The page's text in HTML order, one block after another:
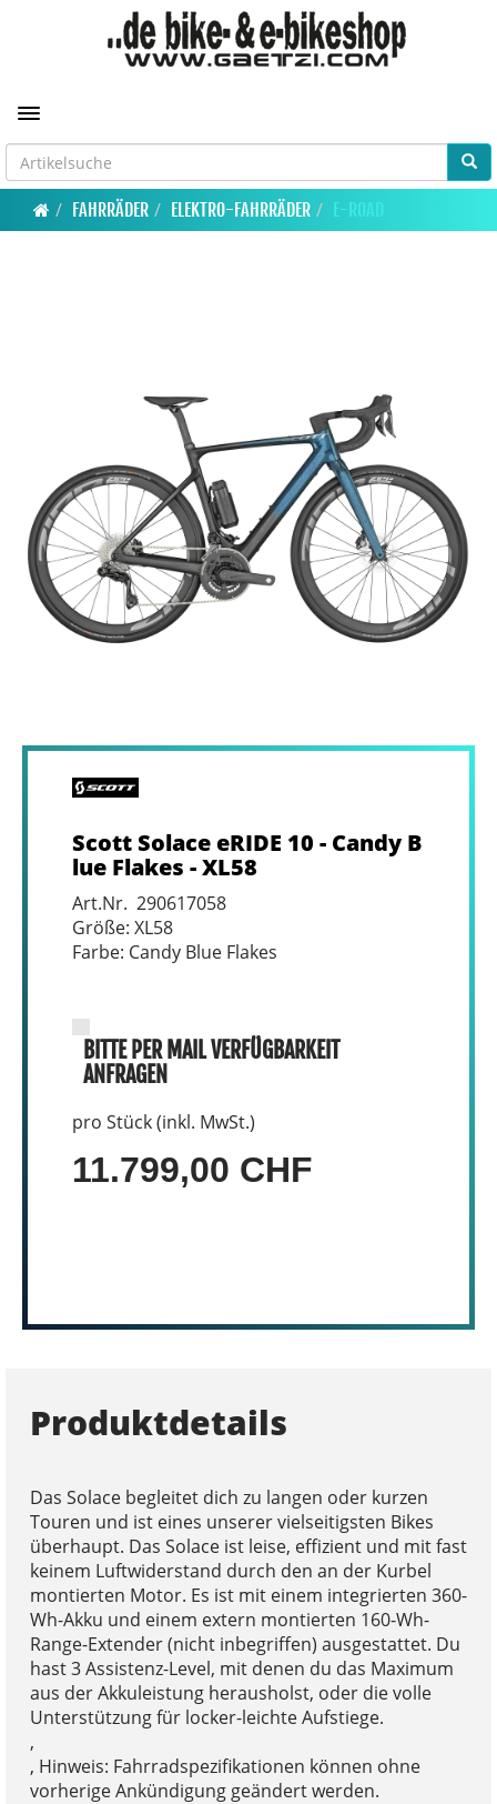
Toggle navigation
FAHRRÄDER ELEKTRO-FAHRRÄDER E-ROAD
Scott Solace eRIDE 10 - Candy B
lue Flakes - XL58
Art.Nr. 290617058
Größe: XL58
Farbe: Candy Blue Flakes
BITTE PER MAIL VERFÜGBARKEIT
ANFRAGEN
pro Stück (inkl. MwSt.)
11.799,00 CHF
Produktdetails
Das Solace begleitet dich zu langen oder kurzen
Touren und ist eines unserer vielseitigsten Bikes
überhaupt. Das Solace ist leise, effizient und mit fast
keinem Luftwiderstand durch den an der Kurbel
montierten Motor. Es ist mit einem integrierten 360-
Wh-Akku und einem extern montierten 160-Wh-
Range-Extender (nicht inbegriffen) ausgestattet. Du
hast 3 Assistenz-Level, mit denen du das Maximum
aus der Akkuleistung herausholst, oder die volle
Unterstützung für locker-leichte Aufstiege.
,
, Hinweis: Fahrradspezifikationen können ohne
vorherige Ankündigung geändert werden.